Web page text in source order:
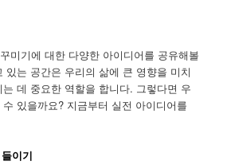
미기에 대한 다양한 아이디어를 공유해볼
있는 공간은 우리의 삶에 큰 영향을 미치
데 중요한 역할을 합니다. 그렇다면 우
있을까요? 지금부터 실전 아이디어를
이기